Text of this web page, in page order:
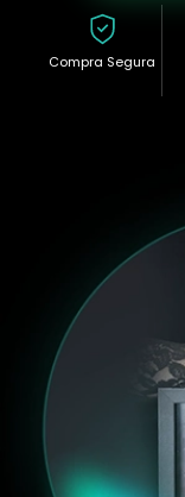
Compra Segura